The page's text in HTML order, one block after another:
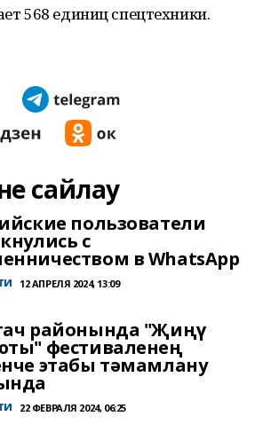
568 единиц спецтехники.
сайлау
пользователи
с
в WhatsApp
12 АПРЕЛЯ 2024, 13:09
районында "Җиңү
фестиваленең
этабы тәмамлану
22 ФЕВРАЛЯ 2024, 06:25